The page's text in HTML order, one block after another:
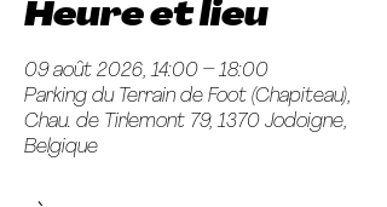
Heure et lieu
09 août 2026, 14:00 – 18:00
Parking du Terrain de Foot (Chapiteau),
Chau. de Tirlemont 79, 1370 Jodoigne,
Belgique